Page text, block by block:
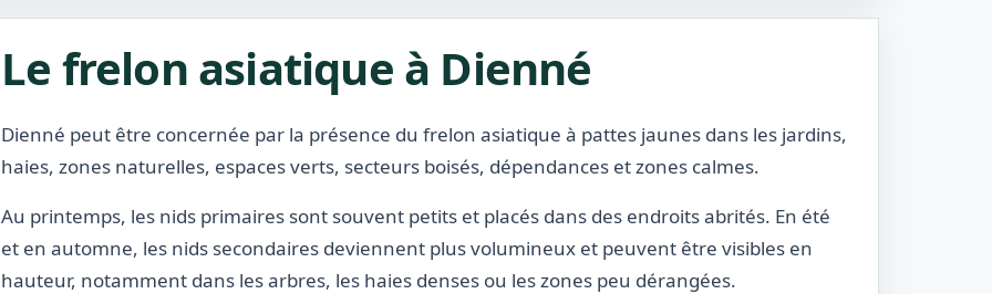
Le frelon asiatique à Dienné
Dienné peut être concernée par la présence du frelon asiatique à pattes jaunes dans les jardins,
haies, zones naturelles, espaces verts, secteurs boisés, dépendances et zones calmes.
Au printemps, les nids primaires sont souvent petits et placés dans des endroits abrités. En été
et en automne, les nids secondaires deviennent plus volumineux et peuvent être visibles en
hauteur, notamment dans les arbres, les haies denses ou les zones peu dérangées.